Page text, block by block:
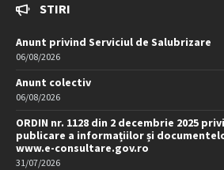
STIRI
Anunt privind Serviciul de Salubrizare
06/08/2026
Anunt colectiv
06/08/2026
ORDIN nr. 1128 din 2 decembrie 2025
publicare a informațiilor și
www.e-consultare.gov.ro
31/07/2026